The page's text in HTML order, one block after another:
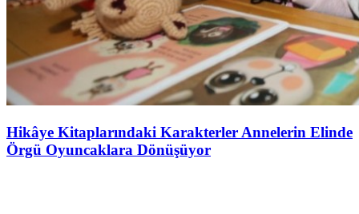
Hikâye Kitaplarındaki Karakterler Annelerin Elinde
Örgü Oyuncaklara Dönüşüyor